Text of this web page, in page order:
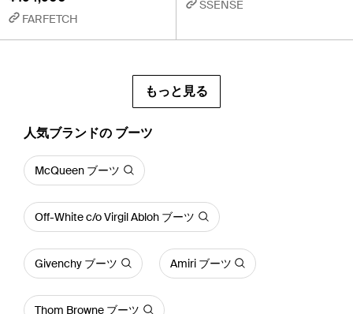
FARFETCH
SSENSE
もっと見る
人気ブランドの ブーツ
McQueen ブーツ
Off-White c/o Virgil Abloh ブーツ
Givenchy ブーツ Amiri ブーツ
Thom Browne ブーツ